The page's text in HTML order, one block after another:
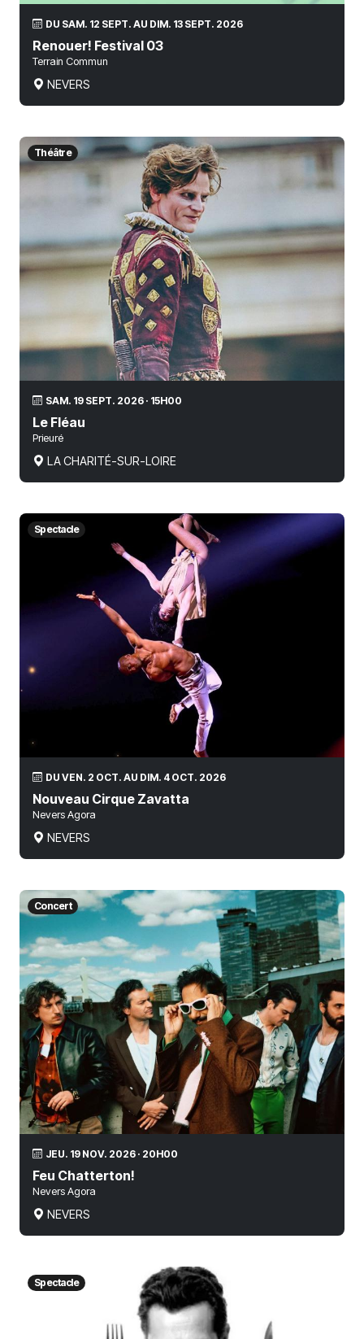
DU SAM. 12 SEPT. AU DIM. 13 SEPT. 2026
Renouer! Festival 03
Terrain Commun
NEVERS
Théâtre
SAM. 19 SEPT. 2026 · 15H00
Le Fléau
Prieuré
LA CHARITÉ-SUR-LOIRE
Spectacle
DU VEN. 2 OCT. AU DIM. 4 OCT. 2026
Nouveau Cirque Zavatta
Nevers Agora
NEVERS
Concert
JEU. 19 NOV. 2026 · 20H00
Feu Chatterton!
Nevers Agora
NEVERS
Spectacle